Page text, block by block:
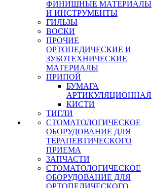
ФИНИШНЫЕ МАТЕРИАЛЫ
И ИНСТРУМЕНТЫ
ГИЛЬЗЫ
ВОСКИ
ПРОЧИЕ
ОРТОПЕДИЧЕСКИЕ И
ЗУБОТЕХНИЧЕСКИЕ
МАТЕРИАЛЫ
ПРИПОЙ
БУМАГА
АРТИКУЛЯЦИОННАЯ
КИСТИ
ТИГЛИ
СТОМАТОЛОГИЧЕСКОЕ
ОБОРУДОВАНИЕ ДЛЯ
ТЕРАПЕВТИЧЕСКОГО
ПРИЕМА
ЗАПЧАСТИ
СТОМАТОЛОГИЧЕСКОЕ
ОБОРУДОВАНИЕ ДЛЯ
ОРТОПЕДИЧЕСКОГО